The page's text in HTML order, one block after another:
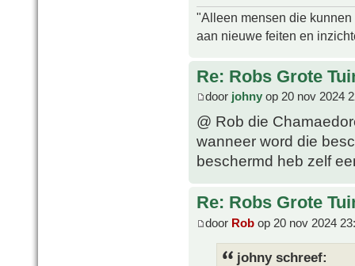
"Alleen mensen die
aan nieuwe feiten en
Re: Robs Grote
door johny op 20 nov 2024
@ Rob die
wanneer word die
beschermd heb zelf
Re: Robs Grote
door Rob op 20 nov 2024
johny schreef: